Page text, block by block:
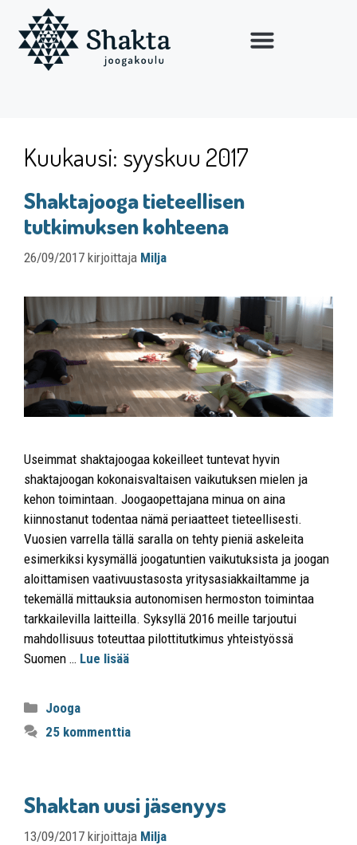
Kuukausi: syyskuu 2017
Shaktajooga tieteellisen
tutkimuksen kohteena
26/09/2017 kirjoittaja Milja
Useimmat shaktajoogaa kokeilleet tuntevat hyvin
shaktajoogan kokonaisvaltaisen vaikutuksen mielen ja
kehon toimintaan. Joogaopettajana minua on aina
kiinnostanut todentaa nämä periaatteet tieteellisesti.
Vuosien varrella tällä saralla on tehty pieniä askeleita
esimerkiksi kysymällä joogatuntien vaikutuksista ja joogan
aloittamisen vaativuustasosta yritysasiakkailtamme ja
tekemällä mittauksia autonomisen hermoston toimintaa
tarkkailevilla laitteilla. Syksyllä 2016 meille tarjoutui
mahdollisuus toteuttaa pilottitutkimus yhteistyössä
Suomen … Lue lisää
Jooga
25 kommenttia
Shaktan uusi jäsenyys
13/09/2017 kirjoittaja Milja